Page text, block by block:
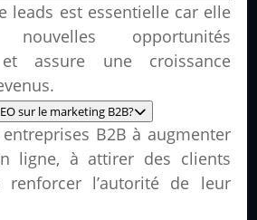
leads est essentielle car elle
opportunités
et assure une croissance
sur le marketing B2B?
entreprises B2B à augmenter
ligne, à attirer des clients
l’autorité de leur